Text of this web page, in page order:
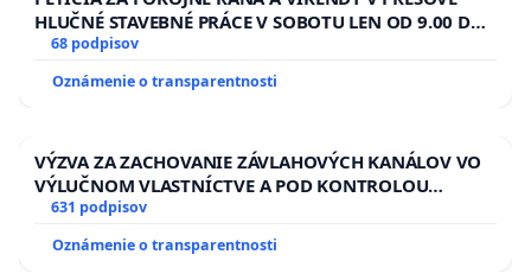
HLUČNÉ STAVEBNÉ PRÁCE V SOBOTU LEN OD 9.00 DO
13.00 HOD., CEZ PRACOVNÝ TÝŽDEŇ CIEĽ 8.00 – 18.00
HOD. A PRAVIDELNÁ KONTROLA STAVBY C-AREA NA
ĎUMBIERSKEJ/MAGU
68 podpisov
Oznámenie o transparentnosti
VÝZVA ZA ZACHOVANIE ZÁVLAHOVÝCH KANÁLOV VO
VÝLUČNOM VLASTNÍCTVE A POD KONTROLOU
SLOVENSKEJ REPUBLIKY & žiadosť na riešenie
zanedbaného stavu závlahových a odvodňovacích
kanálov na Slovensku
631 podpisov
Oznámenie o transparentnosti